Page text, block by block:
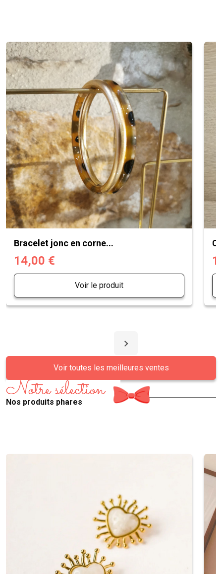
Bracelet jonc en corne...
14,00 €
Voir le produit
Voir toutes les meilleures ventes
Notre sélection
Nos produits phares